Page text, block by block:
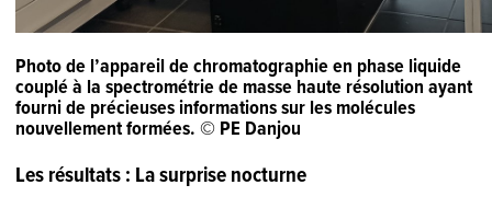
Photo de l’appareil de chromatographie en phase liquide
couplé à la spectrométrie de masse haute résolution ayant
fourni de précieuses informations sur les molécules
nouvellement formées. © PE Danjou
Les résultats : La surprise nocturne